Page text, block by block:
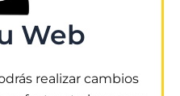
Web
realizar cambios